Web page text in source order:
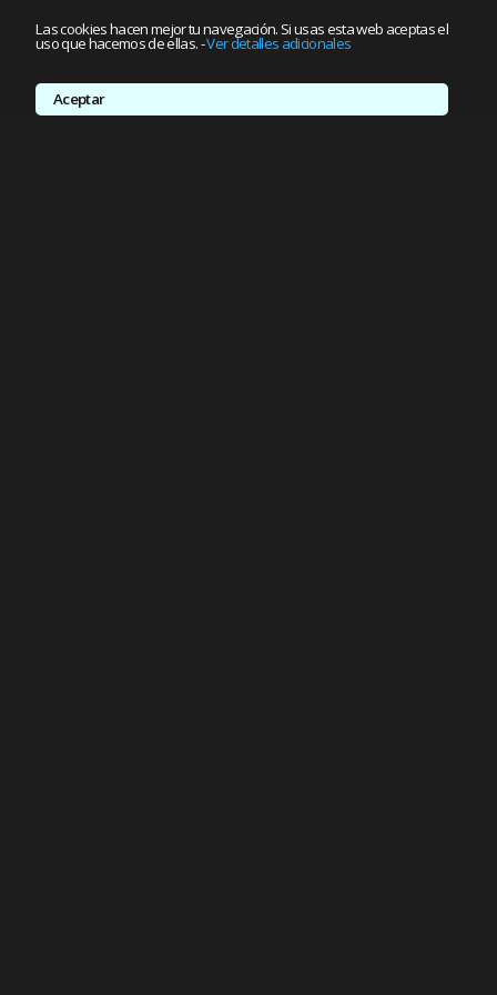
Las cookies hacen mejor tu navegación. Si usas esta web aceptas el
uso que hacemos de ellas.-Ver detalles adicionales
Aceptar